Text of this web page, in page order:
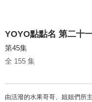
YOYO點點名 第二十
第45集
全 155 集
由活潑的水果哥哥、姐姐們所